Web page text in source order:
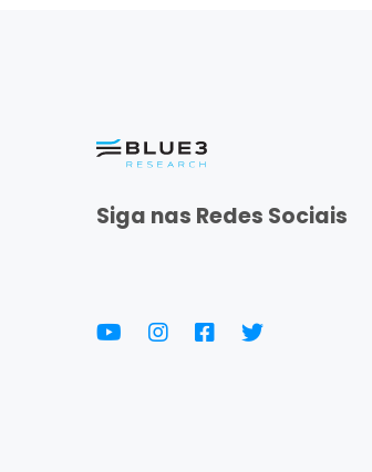
Siga nas Redes Sociais